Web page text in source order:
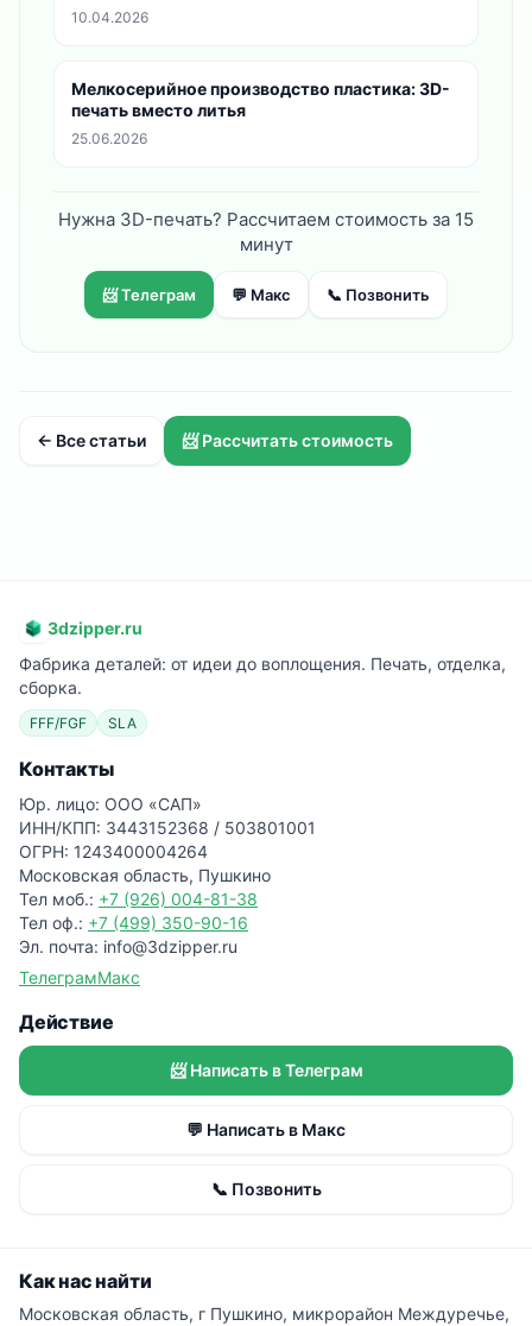
10.04.2026
Мелкосерийное производство пластика: 3D-
печать вместо литья
25.06.2026
Нужна 3D-печать? Рассчитаем стоимость за 15
минут
📨 Телеграм 💬 Макс 📞 Позвонить
← Все статьи 📨 Рассчитать стоимость
3dzipper.ru
Фабрика деталей: от идеи до воплощения. Печать, отделка,
сборка.
FFF/FGF SLA
Контакты
Юр. лицо: ООО «САП»
ИНН/КПП: 3443152368 / 503801001
ОГРН: 1243400004264
Московская область, Пушкино
Тел моб.: +7 (926) 004-81-38
Тел оф.: +7 (499) 350-90-16
Эл. почта: info@3dzipper.ru
ТелеграмМакс
Действие
📨 Написать в Телеграм
💬 Написать в Макс
📞 Позвонить
Как нас найти
Московская область, г Пушкино, микрорайон Междуречье,